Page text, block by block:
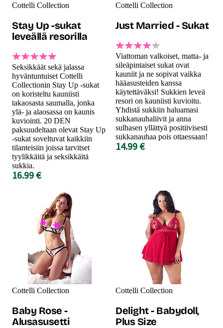
Cottelli Collection
Stay Up -sukat
leveällä resorilla
Seksikkäät sekä jalassa
hyväntuntuiset Cottelli
Collectionin Stay Up -sukat
on koristeltu kauniisti
takaosasta saumalla, jonka
ylä- ja alaosassa on kaunis
kuviointi. 20 DEN
paksuudeltaan olevat Stay Up
-sukat soveltuvat kaikkiin
tilanteisiin joissa tarvitset
tyylikkäitä ja seksikkäitä
sukkia.
16.99 €
Cottelli Collection
Just Married - Sukat
Viattoman valkoiset, matta- ja
sileäpintaiset sukat ovat
kauniit ja ne sopivat vaikka
hääasusteiden kanssa
käytettäväksi! Sukkien leveä
resori on kauniisti kuvioitu.
Yhdistä sukkiin haluamasi
sukkanauhaliivit ja anna
sulhasen yllättyä positiivisesti
sukkanauhaa pois ottaessaan!
14.99 €
Cottelli Collection
Baby Rose -
Alusasusetti
Cottelli Collection
Delight - Babydoll,
Plus Size